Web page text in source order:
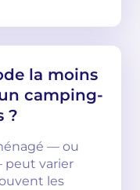
la moins
camping-
?
— ou
varier
les